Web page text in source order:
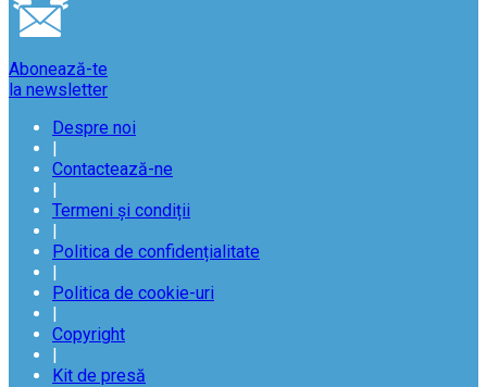
Abonează-te
la newsletter
Despre noi
|
Contactează-ne
|
Termeni și condiții
|
Politica de confidențialitate
|
Politica de cookie-uri
|
Copyright
|
Kit de presă